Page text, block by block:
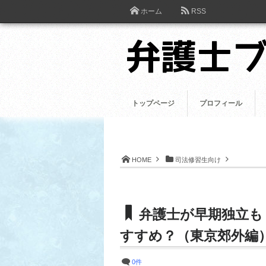
HOME 司法修習生向け
弁護士が早期独立
すすめ？（東京郊外編
0件
ホーム RSS
トップページ プロフィール